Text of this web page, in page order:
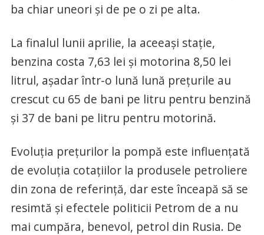
ba chiar uneori și de pe o zi pe alta.
La finalul lunii aprilie, la aceeași stație,
benzina costa 7,63 lei și motorina 8,50 lei
litrul, așadar într-o lună lună prețurile au
crescut cu 65 de bani pe litru pentru benzină
și 37 de bani pe litru pentru motorină.
Evoluția prețurilor la pompă este influențată
de evoluția cotațiilor la produsele petroliere
din zona de referință, dar este înceapă să se
resimtă și efectele politicii Petrom de a nu
mai cumpăra, benevol, petrol din Rusia. De